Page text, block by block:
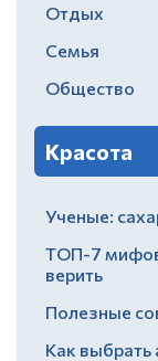
Отдых
Семья
Общество
Красота
Ученые:
ТОП-7 мифов
верить
Полезные
Как выбрать